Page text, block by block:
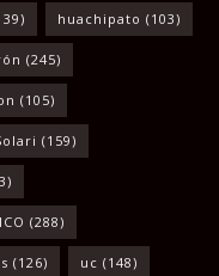
huachipato (103)
(245)
(105)
(159)
(288)
(126) uc (148)